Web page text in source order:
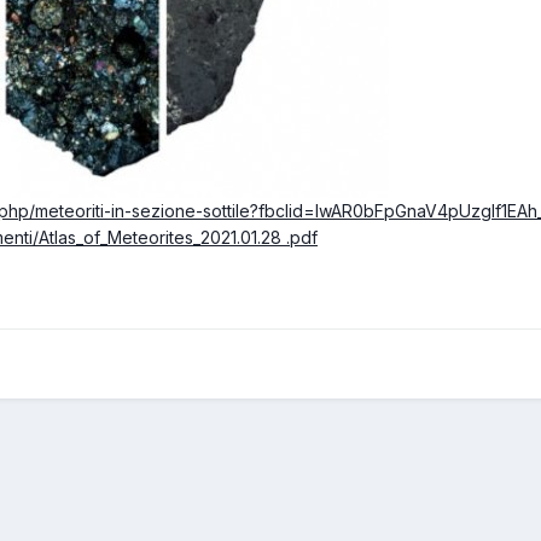
meteoriti-in-sezione-
Atlas_of_Meteorites_2021.01.28 .pdf